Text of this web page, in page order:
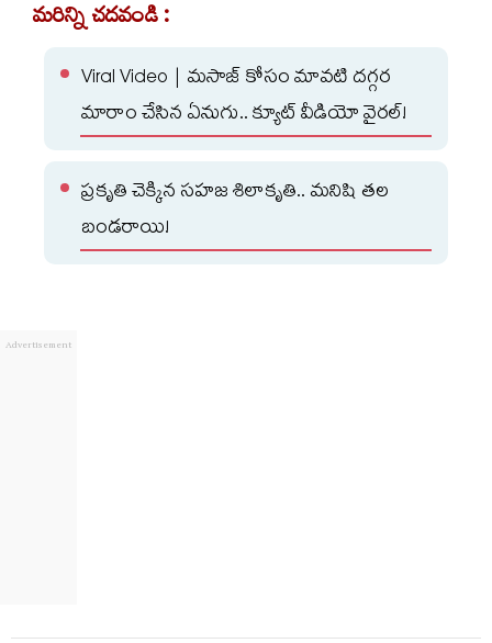
మరిన్ని చదవండి :
Viral Video | మసాజ్ కోసం మావటి దగ్గర
మారాం చేసిన ఏనుగు.. క్యూట్ వీడియో వైరల్!
ప్రకృతి చెక్కిన సహజ శిలాకృతి.. మనిషి తల
బండరాయి!